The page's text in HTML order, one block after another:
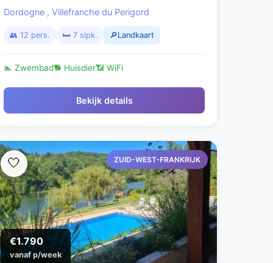
Dordogne , Villefranche du Perigord
👥 12 pers. 🛏️ 7 slpk. 🔎Landkaart
🏊 Zwembad🐕 Huisdier📶 WiFi
Bekijk details
ZUID-WEST-FRANKRIJK
€1.790
vanaf p/week
🤍